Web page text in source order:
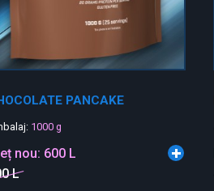
PANCAKE
1000 g
nou: 600 L
L